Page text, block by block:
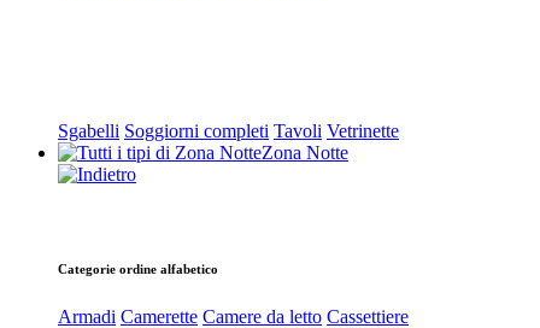
Sgabelli Soggiorni completi Tavoli Vetrinette
Zona Notte
Categorie ordine alfabetico
Armadi Camerette Camere da letto Cassettiere